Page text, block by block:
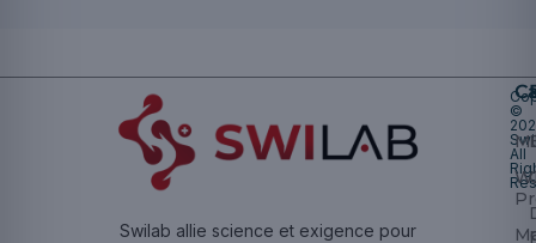
Swilab allie science et exigence pour
©
All